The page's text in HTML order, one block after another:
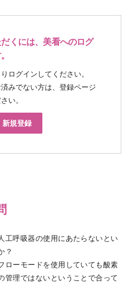
くには、美看へのログ
ログインしてください。
みでない方は、登録ページ
い。
新規登録
工呼吸器の使用にあたらないとい
？
ローモードを使用していても酸素
管理ではないということで合って